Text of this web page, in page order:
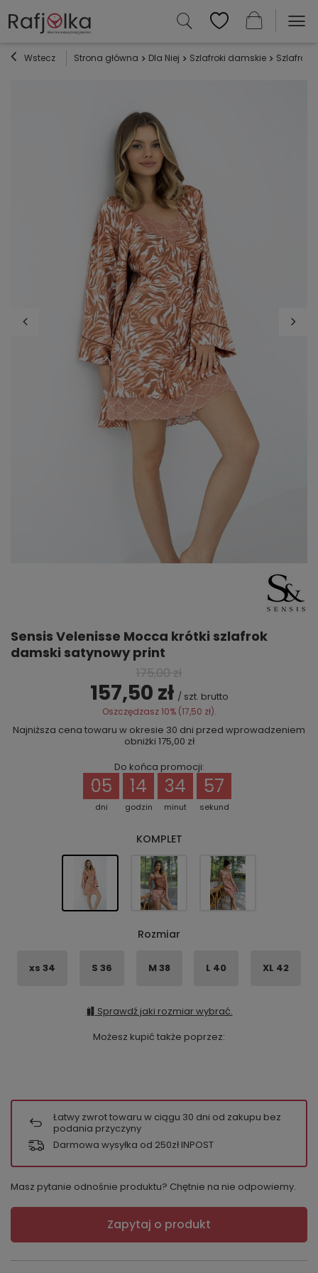
Wstecz Strona główna Dla Niej Szlafroki damskie Szlafroki
Sensis Velenisse Mocca krótki szlafrok
damski satynowy print
175,00 zł
157,50 zł / szt. brutto
Oszczędzasz10% (17,50 zł).
Najniższa cena towaru w okresie 30 dni przed wprowadzeniem
obniżki 175,00 zł
Do końca promocji:
dni
05
godzin
14
minut
34
sekund
56
KOMPLET
Rozmiar
xs 34 S 36 M 38 L 40 XL 42
Sprawdź jaki rozmiar wybrać.
Możesz kupić także poprzez:
Łatwy zwrot towaru w ciągu 30 dni od zakupu bez
podania przyczyny
Darmowa wysyłka od 250zł INPOST
Masz pytanie odnośnie produktu? Chętnie na nie odpowiemy.
Zapytaj o produkt